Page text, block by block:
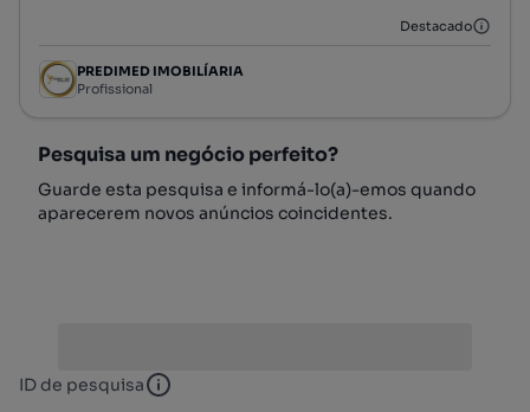
Destacado
PREDIMED IMOBILÍARIA
Profissional
Pesquisa um negócio perfeito?
Guarde esta pesquisa e informá-lo(a)-emos quando
aparecerem novos anúncios coincidentes.
ID de pesquisa ID de pesquisa